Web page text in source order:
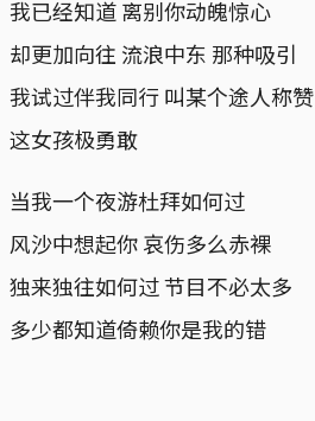
我已经知道 离别你动魄惊心
却更加向往 流浪中东 那种吸引
我试过伴我同行 叫某个途人称赞
这女孩极勇敢
当我一个夜游杜拜如何过
风沙中想起你 哀伤多么赤裸
独来独往如何过 节目不必太多
多少都知道倚赖你是我的错